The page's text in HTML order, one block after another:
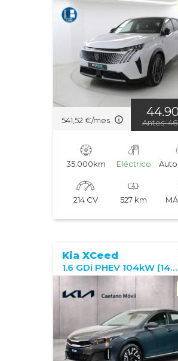
541,52 €/mes Antes:
35.000km Eléctrico
214 CV 527 km
Kia XCeed
1.6 GDi PHEV 104kW (141CV) eTech